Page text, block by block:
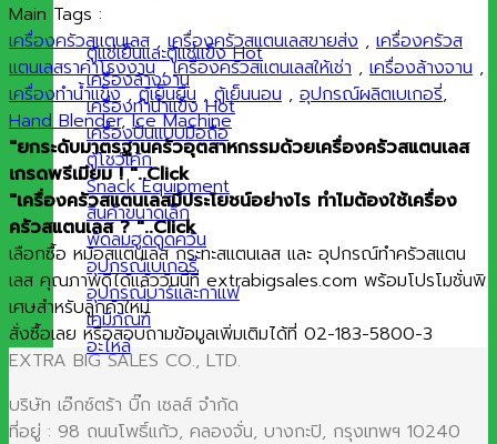
ตู้แช่เย็นและตู้แช่แข็ง
เครื่องล้างจาน
เครื่องทำน้ำแข็ง
เครื่องปั่นแบบมือถือ
ตู้โชว์เค้ก
Snack Equipment
สินค้าขนาดเล็ก
พัดลมฮูดดูดควัน
อุปกรณ์เบเกอรี่
อุปกรณ์บาร์และกาแฟ
เคมีภัณฑ์
อะไหล่
Main Tags :
เครื่องครัวสแตนเลส , เครื่องครัวสแตนเลสขายส่ง , เครื่องครัวส
แตนเลสราคาโรงงาน,เครื่องครัวสแตนเลสให้เช่า , เครื่องล้างจาน ,
เครื่องทำน้ำแข็ง,ตู้เย็นยืน , ตู้เย็นนอน , อุปกรณ์ผลิตเบเกอรี่,
Hand Blender,Ice Machine
"ยกระดับมาตรฐานครัวอุตสาหกรรมด้วยเครื่องครัวสแตนเลส
เกรดพรีเมียม ! "..Click
"เครื่องครัวสแตนเลสมีประโยชน์อย่างไร ทำไมต้องใช้เครื่อง
ครัวสแตนเลส ? "..Click
เลือกซื้อ หม้อสแตนเลส กระทะสแตนเลส และ อุปกรณ์ทำครัวสแตน
เลส คุณภาพดีได้แล้ววันนี้ที่ extrabigsales.com พร้อมโปรโมชั่นพิ
เศษสำหรับลูกค้าใหม่
สั่งซื้อเลย หรือสอบถามข้อมูลเพิ่มเติมได้ที่ 02-183-5800-3
EXTRA BIG SALES CO., LTD.
บริษัท เอ๊กซ์ตร้า บิ๊ก เซลส์ จำกัด
ที่อยู่ : 98 ถนนโพธิ์แก้ว, คลองจั่น, บางกะปิ, กรุงเทพฯ 10240